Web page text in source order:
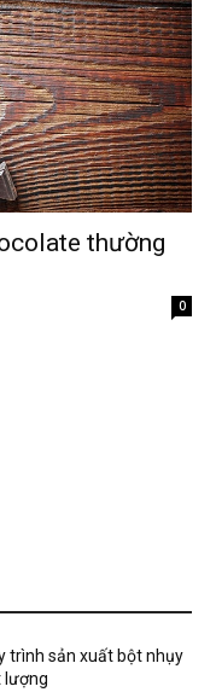
thường
0
trình sản xuất bột nhụy
lượng